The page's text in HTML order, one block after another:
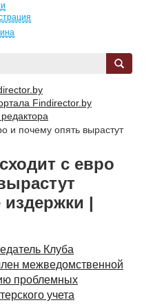
Findirector.by
и почему опять вырастут
с евро
|
Клуба
межведомственной
проблемных
учета